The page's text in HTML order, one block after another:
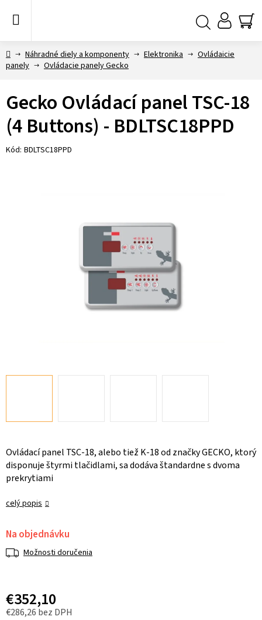
DomovNáhradné diely a komponenty Elektronika
Ovládaicie
panely
Ovládacie panely Gecko
Ovládací panel TSC-18, alebo tiež K-18 od značky GECKO, ktorý
disponuje štyrmi tlačidlami, sa dodáva štandardne s dvoma
prekrytiami
celý popis
Na objednávku
Možnosti doručenia
€352,10
€286,26 bez DPH
Gecko Ovládací panel TSC-18
(4 Buttons) - BDLTSC18PPD
Kód: BDLTSC18PPD